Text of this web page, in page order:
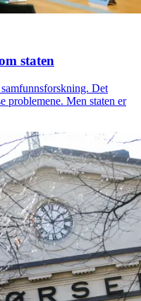
staten
Det
problemene. Men staten er